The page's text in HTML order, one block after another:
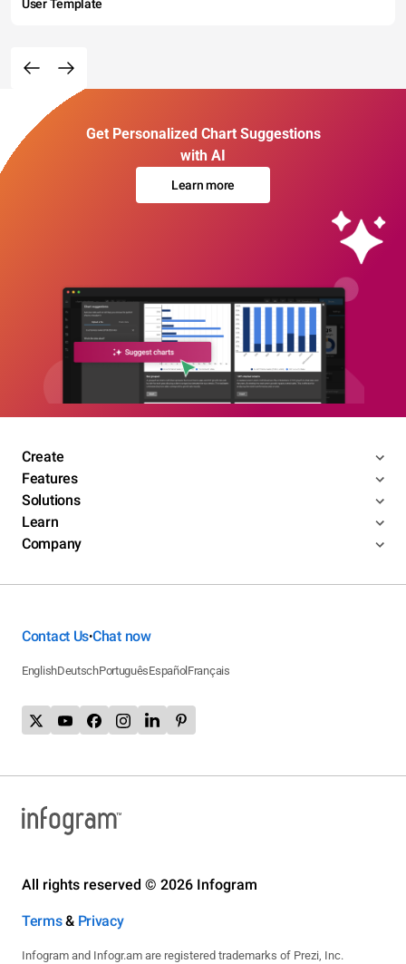
User Template
Get Personalized Chart Suggestions
with AI
Learn more
Create
Features
Solutions
Learn
Company
Contact Us•Chat now
EnglishDeutschPortuguêsEspañol Français
All rights reserved © 2026 Infogram
Terms& Privacy
Infogram and Infogr.am are registered trademarks of Prezi, Inc.